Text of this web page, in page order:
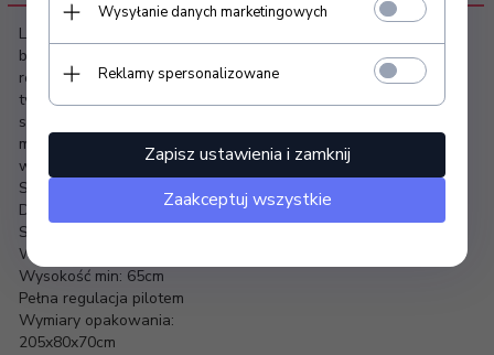
Leżanka kosmetyczna elektryczna regulowana wysokość w
bardzo szerokim zakresie od 64 do aż 82 cm. Oparcie, podnóżki
również regulowane za pomocą pilota.W oparciu otwór na
twarz a kolumny podpierające sterowane niezależnie. Mebel
szeroki (76 cm), z grubym i bardzo wygodnym i
materacem. Leżnka jest bardzo stabilna. Posiada obicie z
wysokiej jakości ekoskóry w delikatnym odcieniu szarości.
SUPER JAKOŚĆ!!! 2 LATA GWARANCJI!!!
Długość: 200 cm
Szerokość: 76 cm
Wysokość max: 83cm
Wysokość min: 65cm
Pełna regulacja pilotem
Wymiary opakowania:
205x80x70cm
Wysyłanie danych marketingowych
Reklamy spersonalizowane
Zapisz ustawienia i zamknij
Zaakceptuj wszystkie